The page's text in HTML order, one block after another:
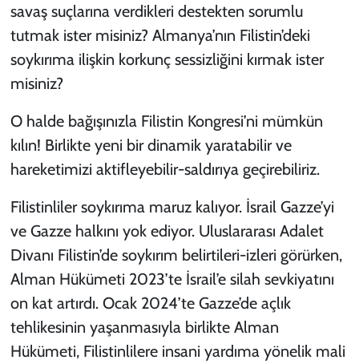
savaş suçlarına verdikleri destekten sorumlu
tutmak ister misiniz? Almanya’nın Filistin’deki
soykırıma ilişkin korkunç sessizliğini kırmak ister
misiniz?
O halde bağışınızla Filistin Kongresi’ni mümkün
kılın! Birlikte yeni bir dinamik yaratabilir ve
hareketimizi aktifleyebilir-saldırıya geçirebiliriz.
Filistinliler soykırıma maruz kalıyor. İsrail Gazze’yi
ve Gazze halkını yok ediyor. Uluslararası Adalet
Divanı Filistin’de soykırım belirtileri-izleri görürken,
Alman Hükümeti 2023’te İsrail’e silah sevkiyatını
on kat artırdı. Ocak 2024’te Gazze’de açlık
tehlikesinin yaşanmasıyla birlikte Alman
Hükümeti, Filistinlilere insani yardıma yönelik mali